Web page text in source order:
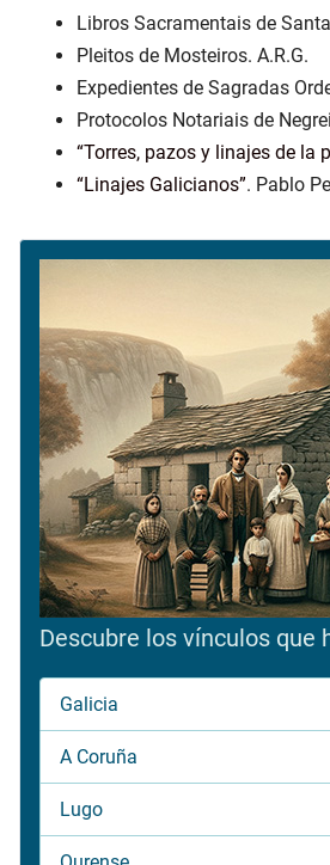
Libros Sacramentais de
Pleitos de Mosteiros. A.R.G.
Expedientes de Sagradas
Protocolos Notariais de
Torres, pazos y linajes de la
Linajes Galicianos . Pablo
Descubre los vínculos que
Galicia
A Coruña
Lugo